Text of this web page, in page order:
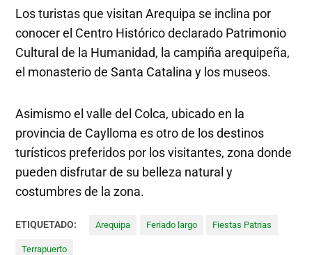
Los turistas que visitan Arequipa se inclina por
conocer el Centro Histórico declarado Patrimonio
Cultural de la Humanidad, la campiña arequipeña,
el monasterio de Santa Catalina y los museos.
Asimismo el valle del Colca, ubicado en la
provincia de Caylloma es otro de los destinos
turísticos preferidos por los visitantes, zona donde
pueden disfrutar de su belleza natural y
costumbres de la zona.
ETIQUETADO: Arequipa Feriado largo Fiestas Patrias
Terrapuerto